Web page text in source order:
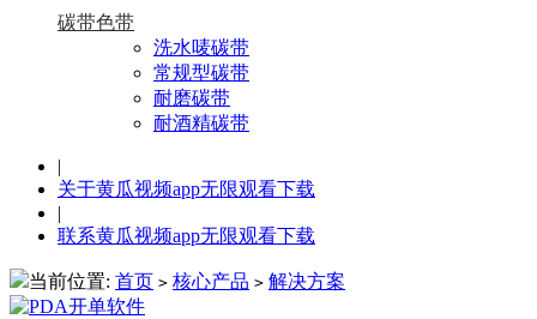
碳带色带
洗水唛碳带
常规型碳带
耐磨碳带
耐酒精碳带
|
关于黄瓜视频app无限观看下载
|
联系黄瓜视频app无限观看下载
当前位置: 首页 > 核心产品 > 解决方案